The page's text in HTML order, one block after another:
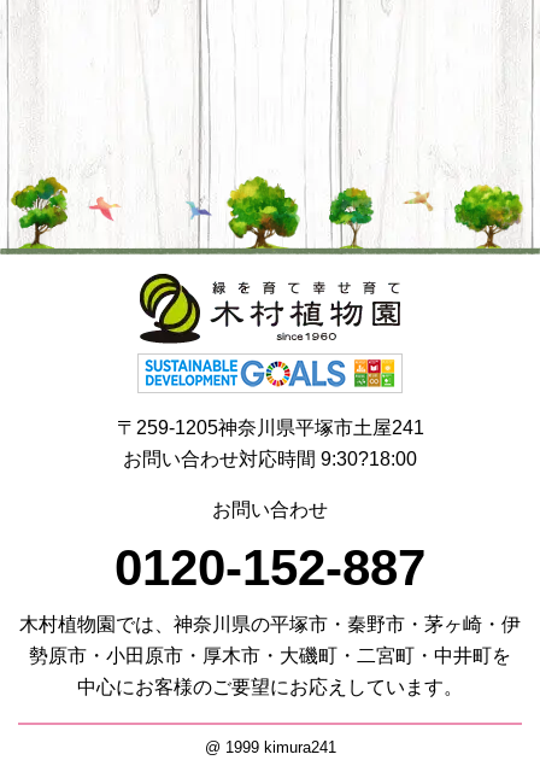
〒259-1205神奈川県平塚市土屋241
お問い合わせ対応時間 9:30?18:00
お問い合わせ
0120-152-887
木村植物園では、神奈川県の平塚市・秦野市・茅ヶ崎・伊
勢原市・小田原市・厚木市・大磯町・二宮町・中井町を
中心にお客様のご要望にお応えしています。
@ 1999 kimura241